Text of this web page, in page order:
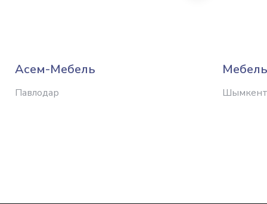
Асем-Мебель
Павлодар Шымкент